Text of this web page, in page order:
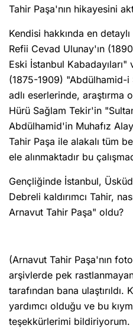
Tahir Paşa'nın hikayesini
Kendisi hakkında en
Refii Cevad Ulunay'ın
Eski İstanbul
(1875-1909) "Abdülhamid-i
adlı eserlerinde, araştırma
Hürü Sağlam Tekir'in
Abdülhamid'in Muhafız
Tahir Paşa ile alakalı tüm
ele alınmaktadır bu
Gençliğinde İstanbul,
Debreli kaldırımcı Tahir,
Arnavut Tahir Paşa" oldu?
(Arnavut Tahir Paşa'nın
arşivlerde pek
tarafından bana ulaştırıldı.
yardımcı olduğu ve bu
teşekkürlerimi bildiriyorum.